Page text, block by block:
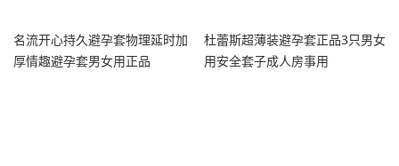
名流开心持久避孕套物理延时加
厚情趣避孕套男女用正品
杜蕾斯超薄装避孕套正品3只男女
用安全套子成人房事用